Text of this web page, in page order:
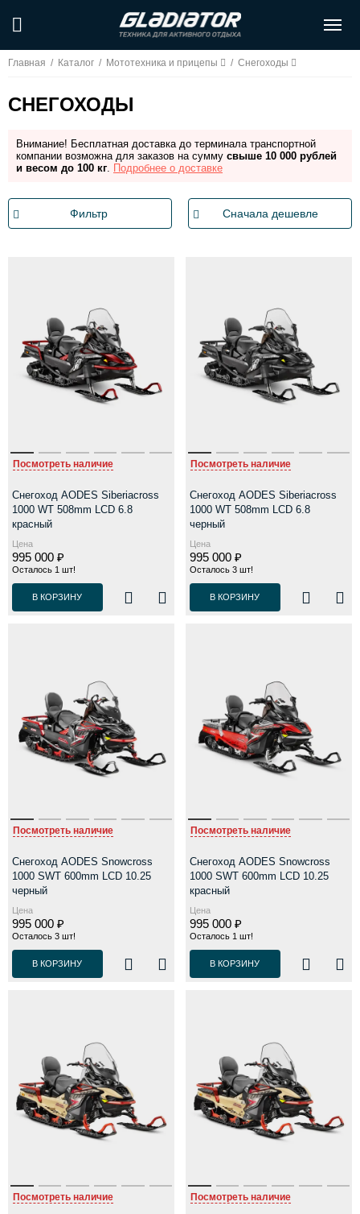
Главная / Каталог / Мототехника и прицепы / Снегоходы
СНЕГОХОДЫ
Внимание! Бесплатная доставка до терминала транспортной
компании возможна для заказов на сумму свыше 10 000 рублей
и весом до 100 кг. Подробнее о доставке
Фильтр Сначала дешевле
Посмотреть наличие
Снегоход AODES Siberiacross
1000 WT 508mm LCD 6.8
красный
Цена
995 000 ₽
Осталось 1 шт!
В КОРЗИНУ
Посмотреть наличие
Снегоход AODES Siberiacross
1000 WT 508mm LCD 6.8
черный
Цена
995 000 ₽
Осталось 3 шт!
В КОРЗИНУ
Посмотреть наличие
Снегоход AODES Snowcross
1000 SWT 600mm LCD 10.25
черный
Цена
995 000 ₽
Осталось 3 шт!
В КОРЗИНУ
Посмотреть наличие
Снегоход AODES Snowcross
1000 SWT 600mm LCD 10.25
красный
Цена
995 000 ₽
Осталось 1 шт!
В КОРЗИНУ
Посмотреть наличие Посмотреть наличие